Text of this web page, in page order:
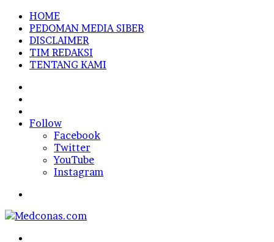
HOME
PEDOMAN MEDIA SIBER
DISCLAIMER
TIM REDAKSI
TENTANG KAMI
In
Follow
Facebook
Twitter
YouTube
Instagram